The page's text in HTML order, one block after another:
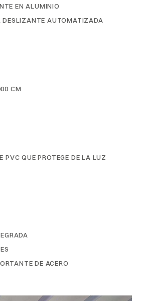
EN ALUMINIO
DESLIZANTE AUTOMATIZADA
CM
PVC QUE PROTEGE DE LA LUZ
DE ACERO